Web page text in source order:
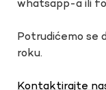
whatsapp-a ili
Potrudićemo se
roku.
Kontaktirajte